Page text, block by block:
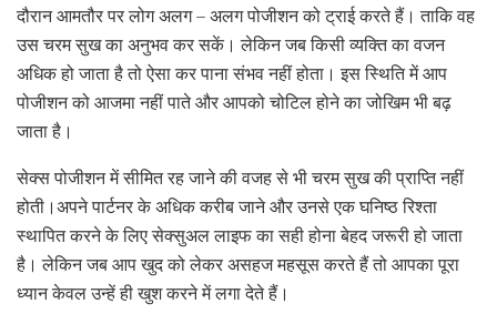
दौरान आमतौर पर लोग अलग – अलग पोजीशन को ट्राई करते हैं। ताकि वह
उस चरम सुख का अनुभव कर सकें। लेकिन जब किसी व्यक्ति का वजन
अधिक हो जाता है तो ऐसा कर पाना संभव नहीं होता। इस स्थिति में आप
पोजीशन को आजमा नहीं पाते और आपको चोटिल होने का जोखिम भी बढ़
जाता है।
सेक्स पोजीशन में सीमित रह जाने की वजह से भी चरम सुख की प्राप्ति नहीं
होती।अपने पार्टनर के अधिक करीब जाने और उनसे एक घनिष्ठ रिश्ता
स्थापित करने के लिए सेक्सुअल लाइफ का सही होना बेहद जरूरी हो जाता
है। लेकिन जब आप खुद को लेकर असहज महसूस करते हैं तो आपका पूरा
ध्यान केवल उन्हें ही खुश करने में लगा देते हैं।